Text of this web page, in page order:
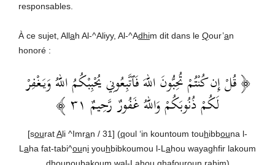
responsables.
À ce sujet, Allah Al-^Aliyy, Al-^Adhim dit dans le Qour’an
honoré :
﴿ قُلْ إِن كُنْتُمْ تُحِبُّونَ اللهَ فَٱتَّبِعُونِي يُحْبِبْكُمُ اللهُ وَيَغْفِرْ
لَكُمْ ذُنُوبَكُمْ وَاللهُ غَفُورٌ رَّحِيمٌ ٣١ ﴾
[souratAli ^Imran / 31] (qoul ‘in kountoum touhibbouna l-
L aha fat-tabi^ouni youhbibkoumou l-L ahou wayaghfir lakoum
dhounoubakoum wal-L ahou ghafouroun rahim)